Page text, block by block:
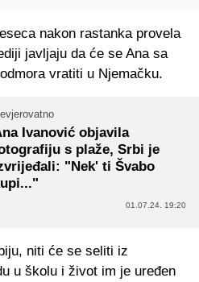
nakon rastanka provela
javljaju da će se Ana sa
vratiti u Njemačku.
Ivanović objavila
s plaže, Srbi je
"Nek' ti Švabo
01.07.24. 19:20
niti će se seliti iz
u školu i život im je uređen